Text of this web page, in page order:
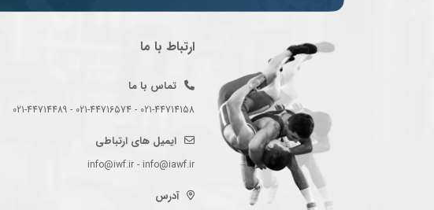
ارتباط با ما
تماس با ما
021-44714158 - 021-44716574 - 021-44714489
ایمیل های ارتباطی
info@iwf.ir - info@iawf.ir
آدرس